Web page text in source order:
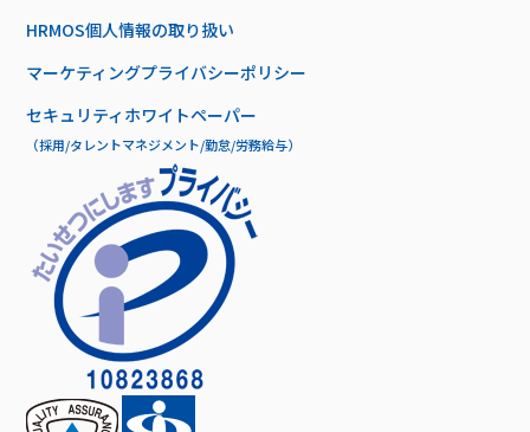
HRMOS個人情報の取り扱い
マーケティングプライバシーポリシー
セキュリティホワイトペーパー
（採用/タレントマネジメント/勤怠/労務給与）